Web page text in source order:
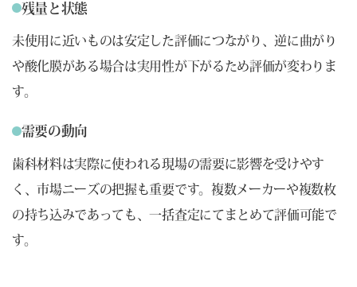
残量と状態
未使用に近いものは安定した評価につながり、逆に曲がり
や酸化膜がある場合は実用性が下がるため評価が変わりま
す。
需要の動向
歯科材料は実際に使われる現場の需要に影響を受けやす
く、市場ニーズの把握も重要です。複数メーカーや複数枚
の持ち込みであっても、一括査定にてまとめて評価可能で
す。